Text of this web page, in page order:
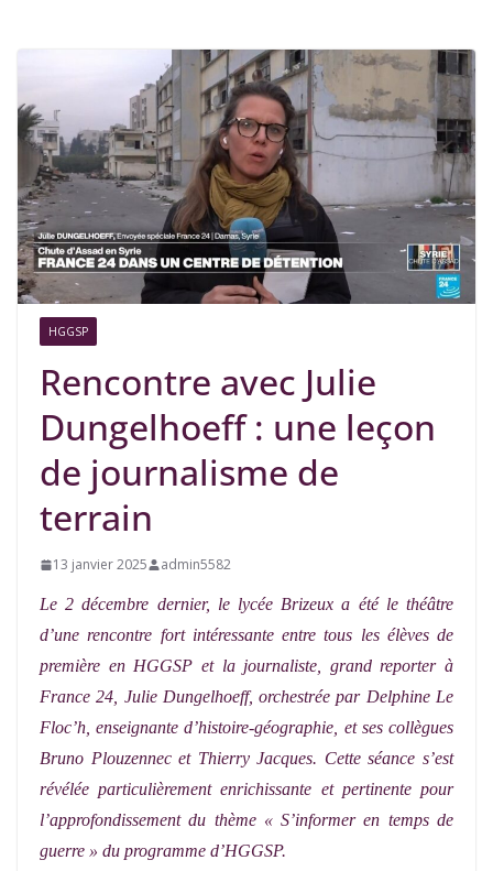
HGGSP
Rencontre avec Julie
Dungelhoeff : une leçon
de journalisme de
terrain
13 janvier 2025 admin5582
Le 2 décembre dernier, le lycée Brizeux a été le théâtre
d’une rencontre fort intéressante entre tous les élèves de
première en HGGSP et la journaliste, grand reporter à
France 24, Julie Dungelhoeff, orchestrée par Delphine Le
Floc’h, enseignante d’histoire-géographie, et ses collègues
Bruno Plouzennec et Thierry Jacques. Cette séance s’est
révélée particulièrement enrichissante et pertinente pour
l’approfondissement du thème « S’informer en temps de
guerre » du programme d’HGGSP.